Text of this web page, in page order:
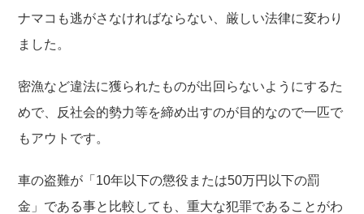
ナマコも逃がさなければならない、厳しい法律に変わり
ました。
密漁など違法に獲られたものが出回らないようにするた
めで、反社会的勢力等を締め出すのが目的なので一匹で
もアウトです。
車の盗難が「10年以下の懲役または50万円以下の罰
金」である事と比較しても、重大な犯罪であることがわ